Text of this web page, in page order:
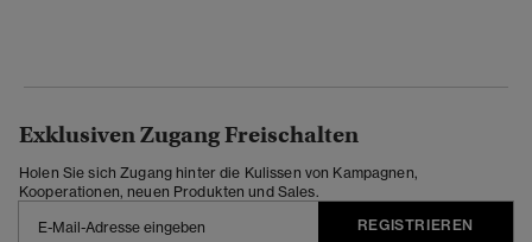
Exklusiven Zugang Freischalten
Holen Sie sich Zugang hinter die Kulissen von Kampagnen,
Kooperationen, neuen Produkten und Sales.
REGISTRIEREN